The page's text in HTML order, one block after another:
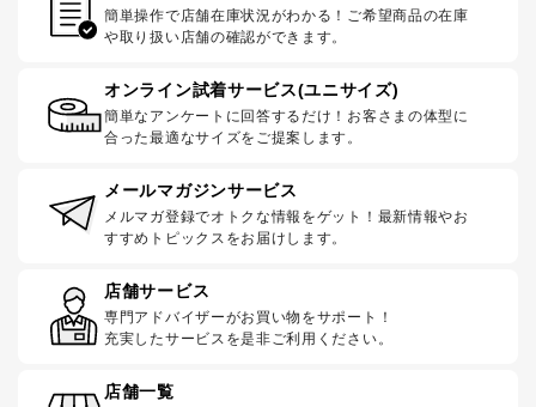
簡単操作で店舗在庫状況がわかる！ご希望商品の在庫
や取り扱い店舗の確認ができます。
オンライン試着サービス(ユニサイズ)
簡単なアンケートに回答するだけ！お客さまの体型に
合った最適なサイズをご提案します。
メールマガジンサービス
メルマガ登録でオトクな情報をゲット！最新情報やお
すすめトピックスをお届けします。
店舗サービス
専門アドバイザーがお買い物をサポート！
充実したサービスを是非ご利用ください。
店舗一覧